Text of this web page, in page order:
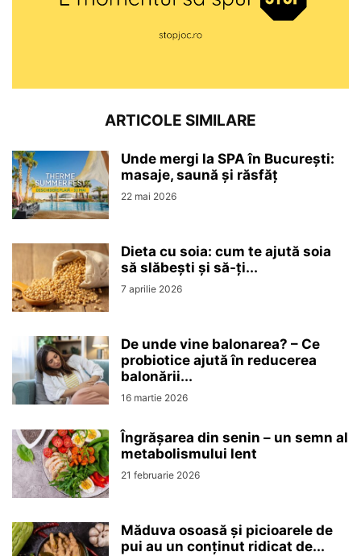
ARTICOLE SIMILARE
Unde mergi la SPA în București:
masaje, saună și răsfăț
22 mai 2026
Dieta cu soia: cum te ajută soia
să slăbești și să-ți...
7 aprilie 2026
De unde vine balonarea? – Ce
probiotice ajută în reducerea
balonării...
16 martie 2026
Îngrășarea din senin – un semn al
metabolismului lent
21 februarie 2026
Măduva osoasă și picioarele de
pui au un conținut ridicat de...